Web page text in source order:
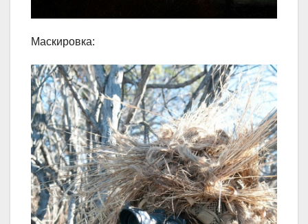
Маскировка: